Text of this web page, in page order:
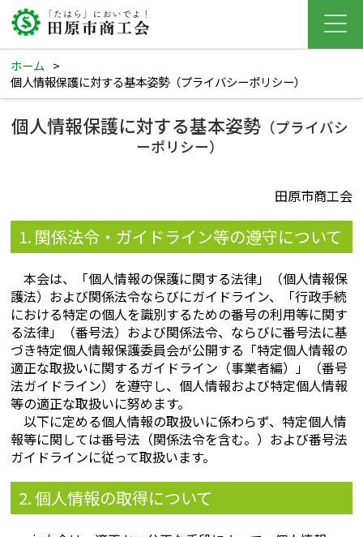
ホーム >
個人情報保護に対する基本姿勢（プライバシーポリシー）
個人情報保護に対する基本姿勢（プライバシ
ーポリシー）
田原市商工会
1. 関係法令・ガイドライン等の遵守について
本会は、「個人情報の保護に関する法律」（個人情報保
護法）および関係法令ならびにガイドライン、「行政手続
における特定の個人を識別するための番号の利用等に関す
る法律」（番号法）および関係法令、ならびに番号法に基
づき特定個人情報保護委員会が公開する「特定個人情報の
適正な取扱いに関するガイドライン（事業者編）」（番号
法ガイドライン）を遵守し、個人情報および特定個人情報
等の適正な取扱いに努めます。
以下に定める個人情報の取扱いに係わらず、特定個人情
報等に関しては番号法（関係法令を含む。）および番号法
ガイドラインに従って取扱います。
2. 個人情報の取得について